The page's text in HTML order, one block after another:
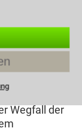
befristeten
wobei
Zweck der
und genau
Wegfall der